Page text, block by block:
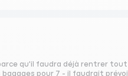
qu'il faudra déjà rentrer
bagages pour 7 - il faudrait